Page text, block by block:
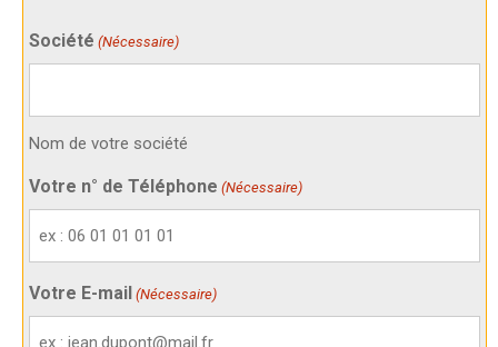
Société (Nécessaire)
Nom de votre société
Votre n° de Téléphone (Nécessaire)
Votre E-mail (Nécessaire)